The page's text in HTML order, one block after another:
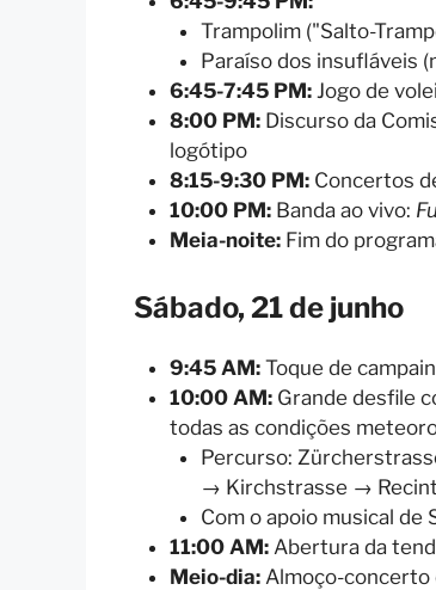
Trampolim ("Salto-
Paraíso dos insufláveis
6:45-7:45 PM: Jogo de
8:00 PM: Discurso da
logótipo
8:15-9:30 PM: Concertos
10:00 PM: Banda ao vivo:
Meia-noite: Fim do
Sábado, 21 de junho
9:45 AM: Toque de
10:00 AM: Grande desfile
todas as condições
Percurso:
→ Kirchstrasse →
Com o apoio musical de
11:00 AM: Abertura da
Meio-dia: Almoço-concerto